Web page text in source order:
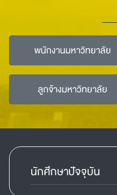
พนักงานมหาวิทยาลัย
ลูกจ้างมหาวิทยาลัย
นักศึกษาปัจจุบัน